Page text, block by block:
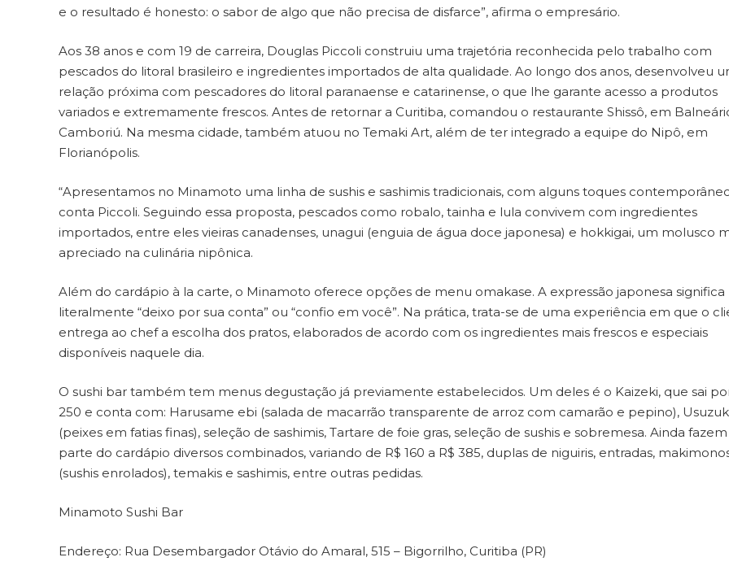
e o resultado é honesto: o sabor de algo que não precisa de disfarce”, afirma o empresário.
Aos 38 anos e com 19 de carreira, Douglas Piccoli construiu uma trajetória reconhecida pelo trabalho com
pescados do litoral brasileiro e ingredientes importados de alta qualidade. Ao longo dos anos, desenvolveu
relação próxima com pescadores do litoral paranaense e catarinense, o que lhe garante acesso a produtos
variados e extremamente frescos. Antes de retornar a Curitiba, comandou o restaurante Shissô, em
Camboriú. Na mesma cidade, também atuou no Temaki Art, além de ter integrado a equipe do Nipô, em
Florianópolis.
“Apresentamos no Minamoto uma linha de sushis e sashimis tradicionais, com alguns toques
conta Piccoli. Seguindo essa proposta, pescados como robalo, tainha e lula convivem com ingredientes
importados, entre eles vieiras canadenses, unagui (enguia de água doce japonesa) e hokkigai, um molusco
apreciado na culinária nipônica.
Além do cardápio à la carte, o Minamoto oferece opções de menu omakase. A expressão japonesa significa
literalmente “deixo por sua conta” ou “confio em você”. Na prática, trata-se de uma experiência em que o
entrega ao chef a escolha dos pratos, elaborados de acordo com os ingredientes mais frescos e especiais
disponíveis naquele dia.
O sushi bar também tem menus degustação já previamente estabelecidos. Um deles é o Kaizeki, que sai
250 e conta com: Harusame ebi (salada de macarrão transparente de arroz com camarão e pepino),
(peixes em fatias finas), seleção de sashimis, Tartare de foie gras, seleção de sushis e sobremesa. Ainda fazem
parte do cardápio diversos combinados, variando de R$ 160 a R$ 385, duplas de niguiris, entradas,
(sushis enrolados), temakis e sashimis, entre outras pedidas.
Minamoto Sushi Bar
Endereço: Rua Desembargador Otávio do Amaral, 515 – Bigorrilho, Curitiba (PR)